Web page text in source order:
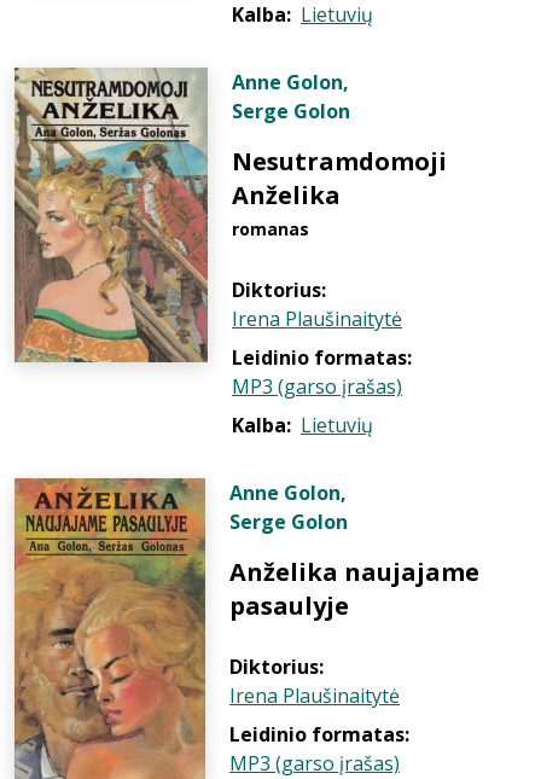
Kalba: Lietuvių
Anne Golon,
Serge Golon
Nesutramdomoji
Anželika
romanas
Diktorius:
Irena Plaušinaitytė
Leidinio formatas:
MP3 (garso įrašas)
Kalba: Lietuvių
Anne Golon,
Serge Golon
Anželika naujajame
pasaulyje
Diktorius:
Irena Plaušinaitytė
Leidinio formatas:
MP3 (garso įrašas)